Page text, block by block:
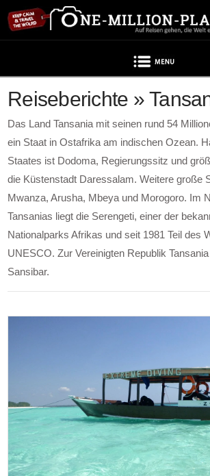
Reiseberichte »
Das Land Tansania mit seinen rund 54
ein Staat in Ostafrika am indischen Ozean.
Staates ist Dodoma, Regierungssitz und
die Küstenstadt Daressalam. Weitere große
Mwanza, Arusha, Mbeya und Morogoro. Im
Tansanias liegt die Serengeti, einer der
Nationalparks Afrikas und seit 1981 Teil des
UNESCO. Zur Vereinigten Republik
Sansibar.